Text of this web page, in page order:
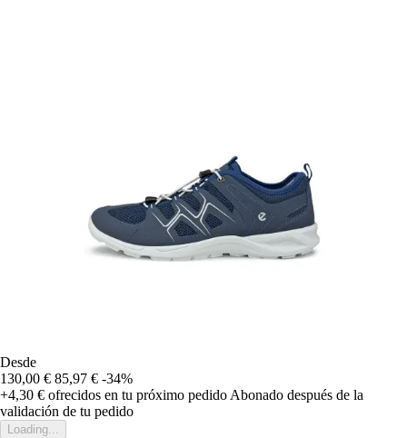
Desde
130,00 € 85,97 € -34%
+4,30 € ofrecidos en tu próximo pedido Abonado después de la
validación de tu pedido
Loading...